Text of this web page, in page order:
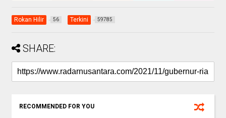
Rokan Hilir 56 Terkini 59785
SHARE:
RECOMMENDED FOR YOU